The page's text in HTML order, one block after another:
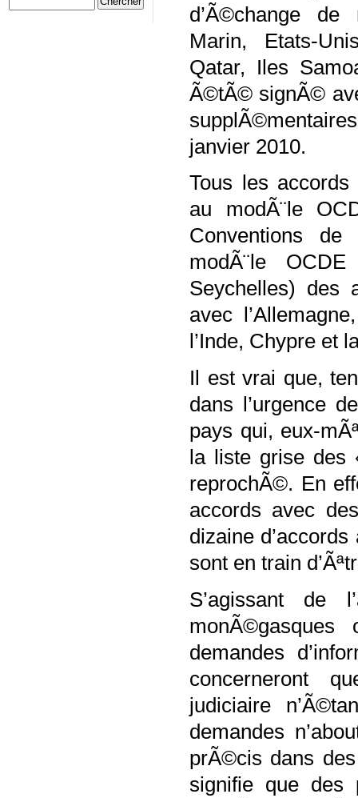
d’Ã©change de
Marin, Etats-
Qatar, Iles
Ã©tÃ© signÃ©
janvier 2010.
Tous les accords
au modÃ¨le
Conventions de
modÃ¨le
Seychelles) des
avec
l’Inde, Chypre et
Il est vrai que,
dans l’urgence
pays qui, eux-
la liste grise
reprochÃ©. En
accords avec
dizaine
sont en train
S’agissant de
demandes
concerneront
judiciaire
demandes
prÃ©cis dans
signifie que des